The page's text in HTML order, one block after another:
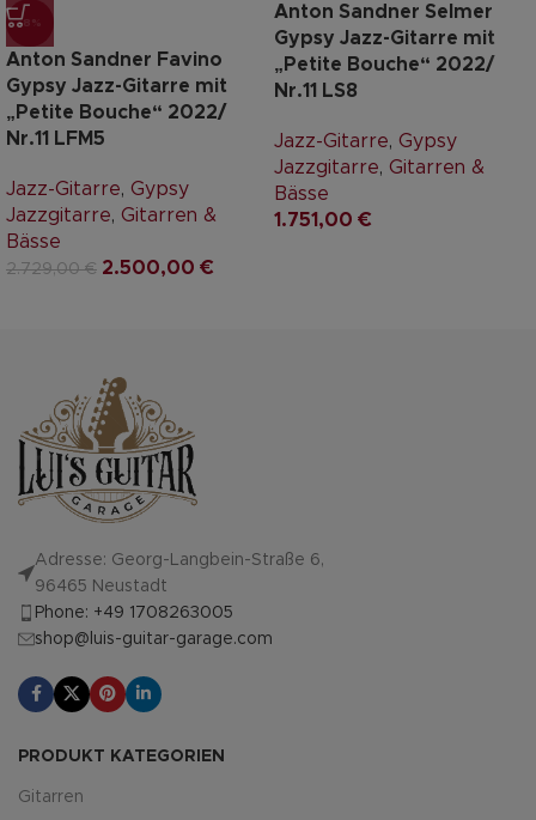
-8%
Anton Sandner Favino
Gypsy Jazz-Gitarre mit
„Petite Bouche“ 2022/
Nr.11 LFM5
Jazz-Gitarre, Gypsy
Jazzgitarre, Gitarren &
Bässe
2.729,00€ 2.500,00 €
Anton Sandner Selmer
Gypsy Jazz-Gitarre mit
„Petite Bouche“ 2022/
Nr.11 LS8
Jazz-Gitarre, Gypsy
Jazzgitarre, Gitarren &
Bässe
1.751,00 €
Adresse: Georg-Langbein-Straße 6,
96465 Neustadt
Phone: +49 1708263005
shop@luis-guitar-garage.com
PRODUKT KATEGORIEN
Gitarren